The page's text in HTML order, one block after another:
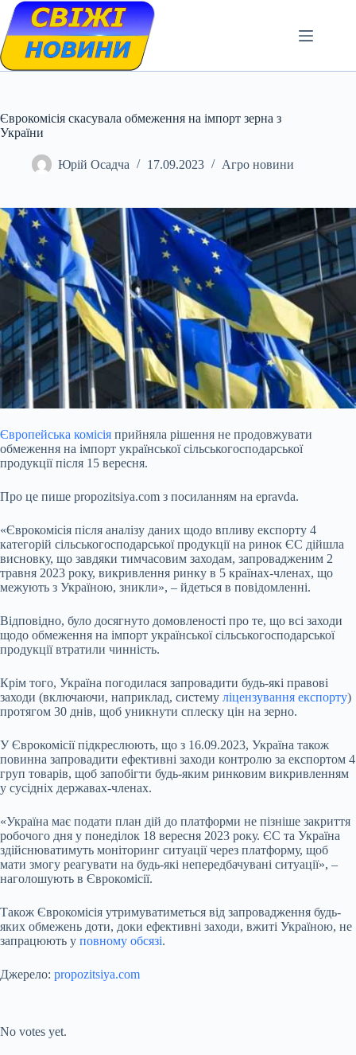
Skip
content
Єврокомісія скасувала обмеження на імпорт зерна з
України
Юрій Осадча 17.09.2023 Агро новини
Європейська комісія прийняла рішення не продовжувати
обмеження на імпорт української сільськогосподарської
продукції після 15 вересня.
Про це пише propozitsiya.com з посиланням на epravda.
«Єврокомісія після аналізу даних щодо впливу експорту 4
категорій сільськогосподарської продукції на ринок ЄС дійшла
висновку, що завдяки тимчасовим заходам, запровадженим 2
травня 2023 року, викривлення ринку в 5 країнах-членах, що
межують з Україною, зникли», – йдеться в повідомленні.
Відповідно, було досягнуто домовленості про те, що всі заходи
щодо обмеження на імпорт української сільськогосподарської
продукції втратили чинність.
Крім того, Україна погодилася запровадити будь-які правові
заходи (включаючи, наприклад, систему ліцензування експорту)
протягом 30 днів, щоб уникнути сплеску цін на зерно.
У Єврокомісії підкреслюють, що з 16.09.2023, Україна також
повинна запровадити ефективні заходи контролю за експортом 4
груп товарів, щоб запобігти будь-яким ринковим викривленням
у сусідніх державах-членах.
«Україна має подати план дій до платформи не пізніше закриття
робочого дня у понеділок 18 вересня 2023 року. ЄС та Україна
здійснюватимуть моніторинг ситуації через платформу, щоб
мати змогу реагувати на будь-які непередбачувані ситуації», –
наголошують в Єврокомісії.
Також Єврокомісія утримуватиметься від запровадження будь-
яких обмежень доти, доки ефективні заходи, вжиті Україною, не
запрацюють у повному обсязі.
Джерело: propozitsiya.com
No votes yet.